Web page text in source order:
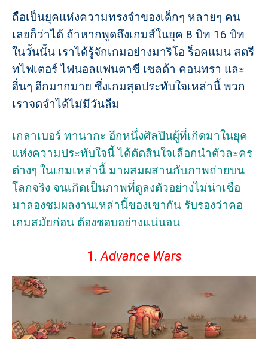
ถือเป็นยุคแห่งความทรงจำของเด็กๆ หลายๆ คน
เลยก็ว่าได้ ถ้าหากพูดถึงเกมส์ในยุค 8 บิท 16 บิท
ในวั้นนั้น เราได้รู้จักเกมอย่างมาริโอ ร็อคแมน สตรี
ทไฟเตอร์ ไฟนอลแฟนตาซี เซลด้า คอนทรา และ
อื่นๆ อีกมากมาย ซึ่งเกมสุดประทับใจเหล่านี้ พวก
เราจดจำได้ไม่มีวันลืม
เกลาเบอร์ ทานากะ อีกหนึ่งศิลปินผู้ที่เกิดมาในยุค
แห่งความประทับใจนี้ ได้ตัดสินใจเลือกนำตัวละคร
ต่างๆ ในเกมเหล่านี้ มาผสมผสานกับภาพถ่ายบน
โลกจริง จนเกิดเป็นภาพที่ดูลงตัวอย่างไม่น่าเชื่อ
มาลองชมผลงานเหล่านี้ของเขากัน รับรองว่าคอ
เกมสมัยก่อน ต้องชอบอย่างแน่นอน
1.Advance Wars